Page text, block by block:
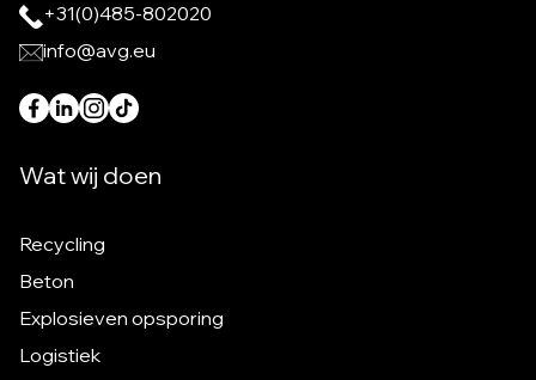
+31(0)485-802020
info@avg.eu
Wat wij doen
Recycling
Beton
Explosieven opsporing
Logistiek